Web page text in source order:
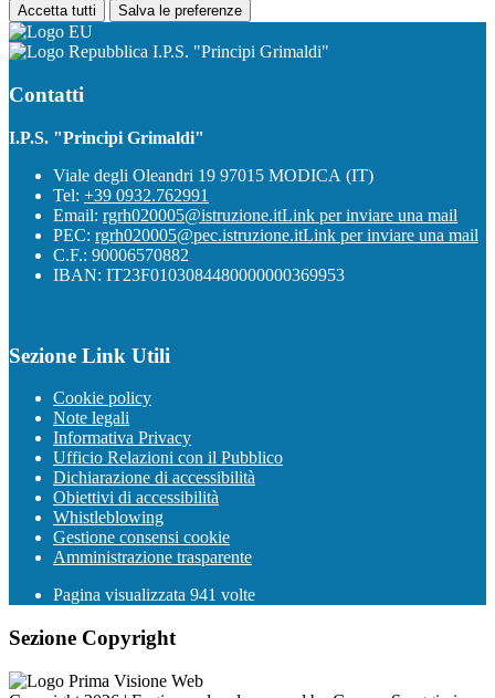
Accetta tutti Salva le preferenze
I.P.S. "Principi Grimaldi"
Contatti
I.P.S. "Principi Grimaldi"
Viale degli Oleandri 19 97015 MODICA (IT)
Tel: +39 0932.762991
Email: rgrh020005@istruzione.itLink per inviare una mail
PEC: rgrh020005@pec.istruzione.itLink per inviare una mail
C.F.: 90006570882
IBAN: IT23F0103084480000000369953
Sezione Link Utili
Cookie policy
Note legali
Informativa Privacy
Ufficio Relazioni con il Pubblico
Dichiarazione di accessibilità
Obiettivi di accessibilità
Whistleblowing
Gestione consensi cookie
Amministrazione trasparente
Pagina visualizzata 941 volte
Sezione Copyright